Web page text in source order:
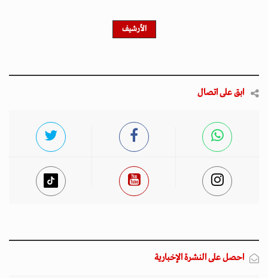
الأرشيف
ابق على اتصال
احصل على النشرة الإخبارية